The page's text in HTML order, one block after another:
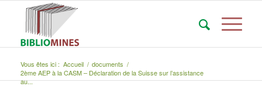
Vous êtes ici : Accueil / documents /
2ème AEP à la CASM – Déclaration de la Suisse sur l’assistance
au...